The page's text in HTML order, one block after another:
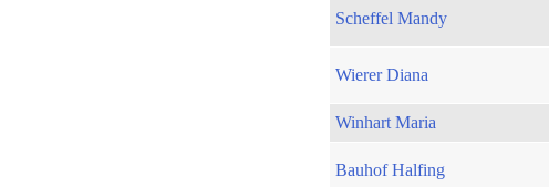
Scheffel Mandy
Wierer Diana
Winhart Maria
Bauhof Halfing